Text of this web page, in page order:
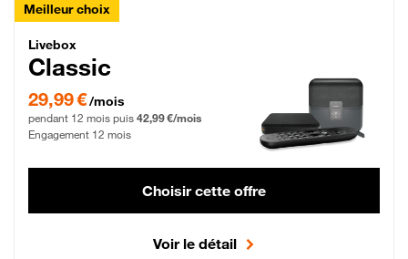
Meilleur choix
Livebox Classic Fibre
Livebox
Classic
29,99 € par mois pendant 12 mois puis 42,99 € par mois, Engagement 12 mois
29,99 €/mois
pendant 12 mois puis 42,99 €/mois
Engagement 12 mois
Choisir cette offre
Voir le détail